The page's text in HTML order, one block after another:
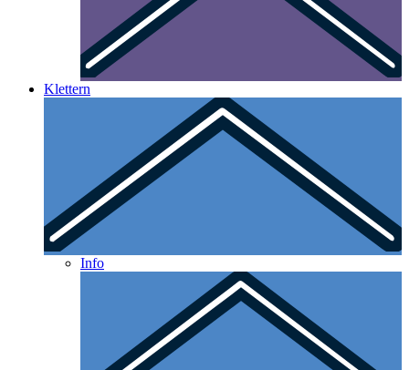
Klettern
Info